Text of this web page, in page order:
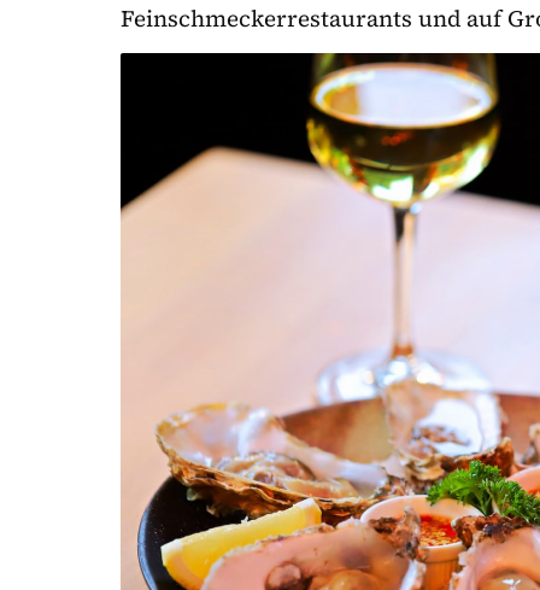
Feinschmeckerrestaurants und auf